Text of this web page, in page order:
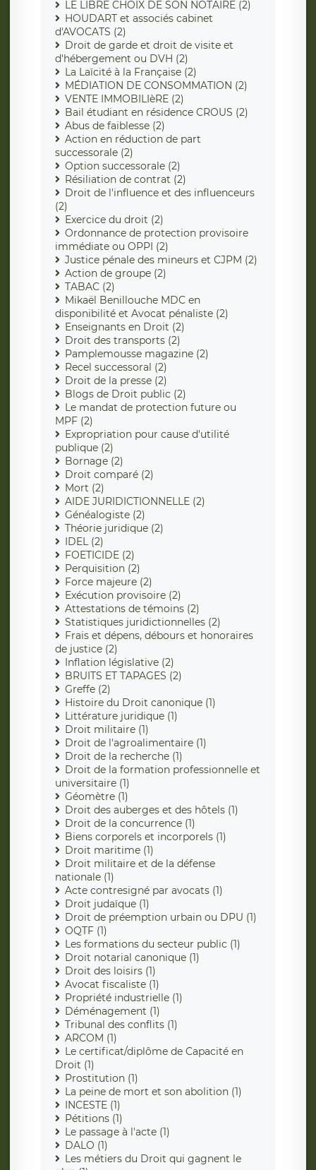
LE LIBRE CHOIX DE SON NOTAIRE (2)
HOUDART et associés cabinet
d'AVOCATS (2)
Droit de garde et droit de visite et
d'hébergement ou DVH (2)
La Laïcité à la Française (2)
MÉDIATION DE CONSOMMATION (2)
VENTE IMMOBILIèRE (2)
Bail étudiant en résidence CROUS (2)
Abus de faiblesse (2)
Action en réduction de part
successorale (2)
Option successorale (2)
Résiliation de contrat (2)
Droit de l'influence et des influenceurs
(2)
Exercice du droit (2)
Ordonnance de protection provisoire
immédiate ou OPPI (2)
Justice pénale des mineurs et CJPM (2)
Action de groupe (2)
TABAC (2)
Mikaël Benillouche MDC en
disponibilité et Avocat pénaliste (2)
Enseignants en Droit (2)
Droit des transports (2)
Pamplemousse magazine (2)
Recel successoral (2)
Droit de la presse (2)
Blogs de Droit public (2)
Le mandat de protection future ou
MPF (2)
Expropriation pour cause d'utilité
publique (2)
Bornage (2)
Droit comparé (2)
Mort (2)
AIDE JURIDICTIONNELLE (2)
Généalogiste (2)
Théorie juridique (2)
IDEL (2)
FOETICIDE (2)
Perquisition (2)
Force majeure (2)
Exécution provisoire (2)
Attestations de témoins (2)
Statistiques juridictionnelles (2)
Frais et dépens, débours et honoraires
de justice (2)
Inflation législative (2)
BRUITS ET TAPAGES (2)
Greffe (2)
Histoire du Droit canonique (1)
Littérature juridique (1)
Droit militaire (1)
Droit de l'agroalimentaire (1)
Droit de la recherche (1)
Droit de la formation professionnelle et
universitaire (1)
Géomètre (1)
Droit des auberges et des hôtels (1)
Droit de la concurrence (1)
Biens corporels et incorporels (1)
Droit maritime (1)
Droit militaire et de la défense
nationale (1)
Acte contresigné par avocats (1)
Droit judaïque (1)
Droit de préemption urbain ou DPU (1)
OQTF (1)
Les formations du secteur public (1)
Droit notarial canonique (1)
Droit des loisirs (1)
Avocat fiscaliste (1)
Propriété industrielle (1)
Déménagement (1)
Tribunal des conflits (1)
ARCOM (1)
Le certificat/diplôme de Capacité en
Droit (1)
Prostitution (1)
La peine de mort et son abolition (1)
INCESTE (1)
Pétitions (1)
Le passage à l'acte (1)
DALO (1)
Les métiers du Droit qui gagnent le